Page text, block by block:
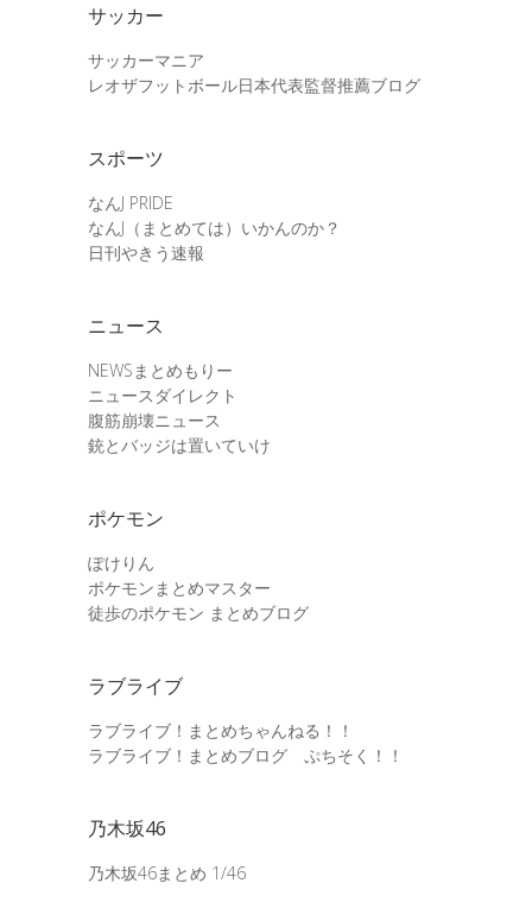
サッカー
サッカーマニア
レオザフットボール日本代表監督推薦ブログ
スポーツ
なんJ PRIDE
なんJ（まとめては）いかんのか？
日刊やきう速報
ニュース
NEWSまとめもりー
ニュースダイレクト
腹筋崩壊ニュース
銃とバッジは置いていけ
ポケモン
ぽけりん
ポケモンまとめマスター
徒歩のポケモン まとめブログ
ラブライブ
ラブライブ！まとめちゃんねる！！
ラブライブ！まとめブログ ぷちそく！！
乃木坂46
乃木坂46まとめ 1/46